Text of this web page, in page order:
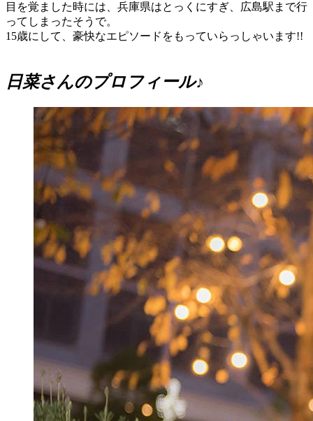
目を覚ました時には、兵庫県はとっくにすぎ、広島駅まで行
ってしまったそうで。
15歳にして、豪快なエピソードをもっていらっしゃいます!!
日菜さんのプロフィール♪